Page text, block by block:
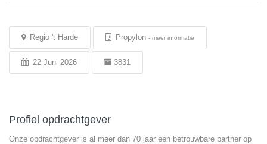
Regio 't Harde Propylon - meer informatie
22 Juni 2026 3831
Profiel opdrachtgever
Onze opdrachtgever is al meer dan 70 jaar een betrouwbare partner op